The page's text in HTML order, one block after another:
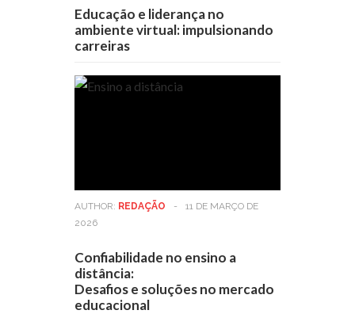
Educação e liderança no
ambiente virtual: impulsionando
carreiras
AUTHOR: REDAÇÃO -
11 DE MARÇO DE
2026
Confiabilidade no ensino a
distância:
Desafios e soluções no mercado
educacional